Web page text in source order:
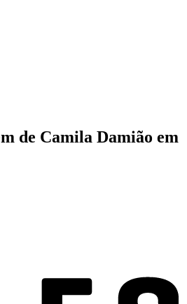
de Camila Damião em